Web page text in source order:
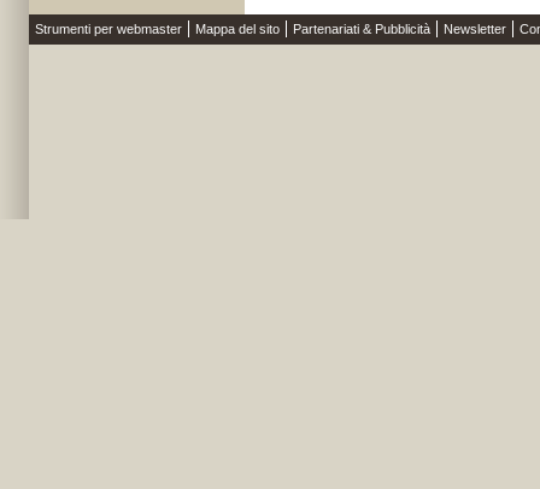
Strumenti per webmaster Mappa del sito Partenariati & Pubblicità Newsletter